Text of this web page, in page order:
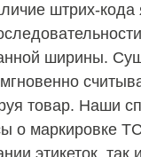
штрих-
ширины.
мгновенно
товар. Наши
о маркировке
этикеток,